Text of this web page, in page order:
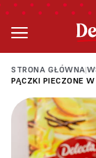
STRONA GŁÓWNA|
PĄCZKI PIECZONE